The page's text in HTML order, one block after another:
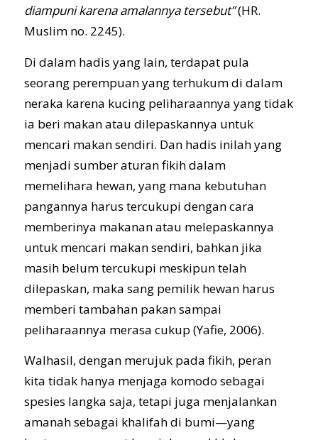
diampuni karena amalannya tersebut”(HR.
Muslim no. 2245).
Di dalam hadis yang lain, terdapat pula
seorang perempuan yang terhukum di dalam
neraka karena kucing peliharaannya yang tidak
ia beri makan atau dilepaskannya untuk
mencari makan sendiri. Dan hadis inilah yang
menjadi sumber aturan fikih dalam
memelihara hewan, yang mana kebutuhan
pangannya harus tercukupi dengan cara
memberinya makanan atau melepaskannya
untuk mencari makan sendiri, bahkan jika
masih belum tercukupi meskipun telah
dilepaskan, maka sang pemilik hewan harus
memberi tambahan pakan sampai
peliharaannya merasa cukup (Yafie, 2006).
Walhasil, dengan merujuk pada fikih, peran
kita tidak hanya menjaga komodo sebagai
spesies langka saja, tetapi juga menjalankan
amanah sebagai khalifah di bumi—yang